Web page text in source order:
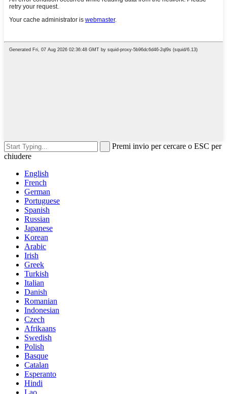
Premi invio per cercare o ESC per
chiudere
English
French
German
Portuguese
Spanish
Russian
Japanese
Korean
Arabic
Irish
Greek
Turkish
Italian
Danish
Romanian
Indonesian
Czech
Afrikaans
Swedish
Polish
Basque
Catalan
Esperanto
Hindi
Lao